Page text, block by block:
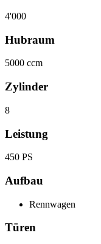
4'000
Hubraum
5000 ccm
Zylinder
8
Leistung
450 PS
Aufbau
Rennwagen
Türen